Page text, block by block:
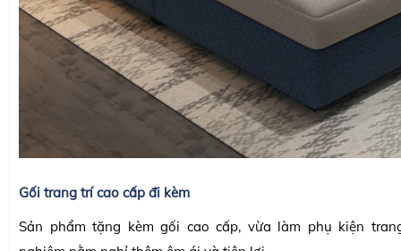
Gối trang trí cao cấp đi kèm
Sản phẩm tặng kèm gối cao cấp, vừa làm phụ kiện